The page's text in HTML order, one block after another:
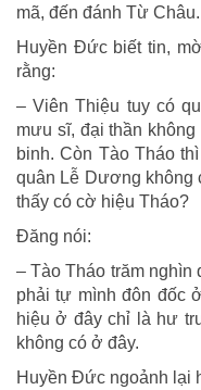
mã, đến đánh Từ Châu.
Huyền Đức biết tin,
rằng:
– Viên Thiệu tuy có
mưu sĩ, đại thần
binh. Còn Tào Tháo
quân Lễ Dương không
thấy có cờ hiệu Tháo?
Đăng nói:
– Tào Tháo trăm nghìn
phải tự mình đôn đốc
hiệu ở đây chỉ là hư
không có ở đây.
Huyền Đức ngoảnh lại